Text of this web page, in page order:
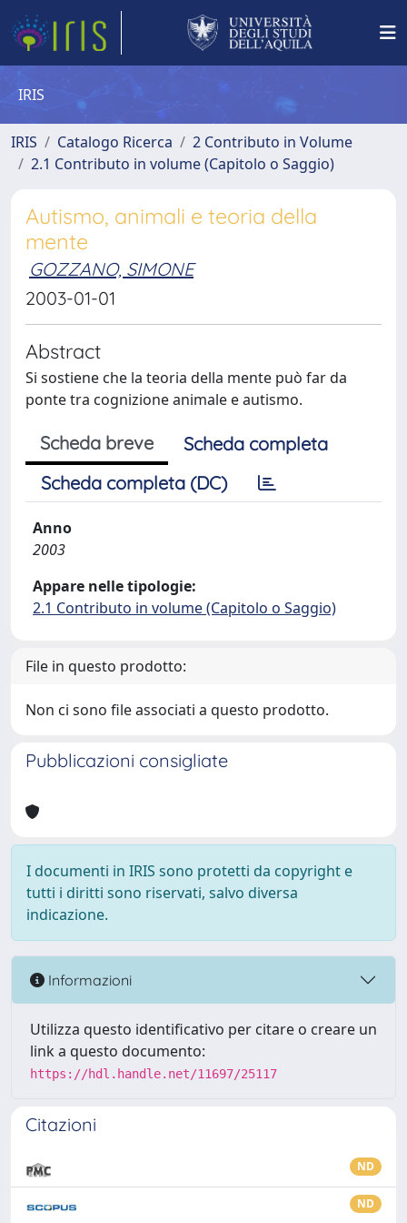
IRIS
IRIS Catalogo Ricerca
2 Contributo in Volume
2.1 Contributo in volume (Capitolo o Saggio)
Autismo, animali e teoria della
mente
GOZZANO, SIMONE
2003-01-01
Abstract
Si sostiene che la teoria della mente può far da
ponte tra cognizione animale e autismo.
Scheda breve
Scheda completa
Scheda completa (DC)
Anno
2003
Appare nelle tipologie:
2.1 Contributo in volume (Capitolo o Saggio)
File in questo prodotto:
Non ci sono file associati a questo prodotto.
Pubblicazioni consigliate
I documenti in IRIS sono protetti da copyright e
tutti i diritti sono riservati, salvo diversa
indicazione.
Informazioni
Utilizza questo identificativo per citare o creare un
link a questo documento:
https://hdl.handle.net/11697/25117
Citazioni
ND
ND